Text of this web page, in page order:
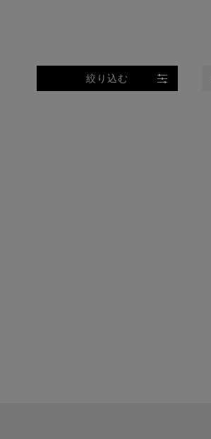
絞り込む